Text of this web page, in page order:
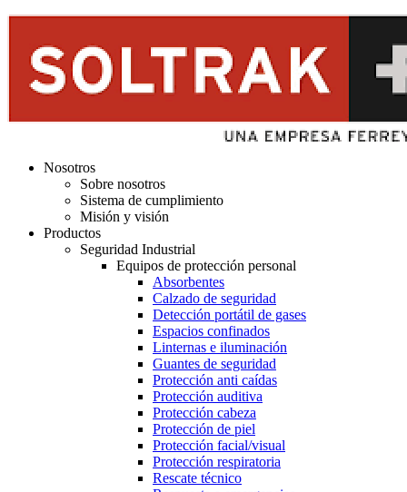
Nosotros
Sobre nosotros
Sistema de cumplimiento
Misión y visión
Productos
Seguridad Industrial
Equipos de protección personal
Absorbentes
Calzado de seguridad
Detección portátil de gases
Espacios confinados
Linternas e iluminación
Guantes de seguridad
Protección anti caídas
Protección auditiva
Protección cabeza
Protección de piel
Protección facial/visual
Protección respiratoria
Rescate técnico